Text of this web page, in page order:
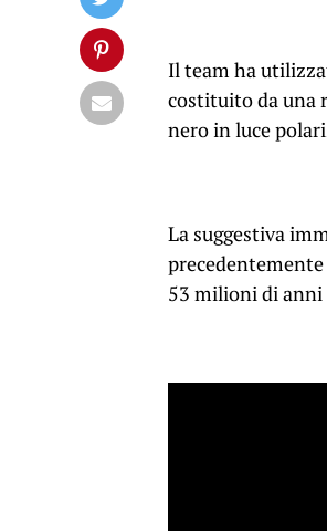
Il team ha
costituito da una
nero in luce
La suggestiva
precedentemente
53 milioni di anni